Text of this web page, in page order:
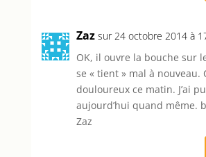
Zaz sur 24 octobre 2014 à
OK, il ouvre la bouche sur
se « tient » mal à nouveau.
douloureux ce matin. J’ai
aujourd’hui quand même.
Zaz